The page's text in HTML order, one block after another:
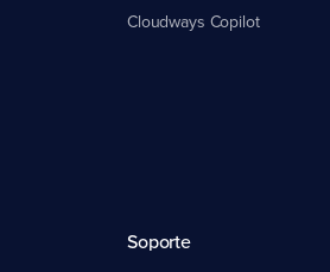
Cloudways Copilot
Soporte